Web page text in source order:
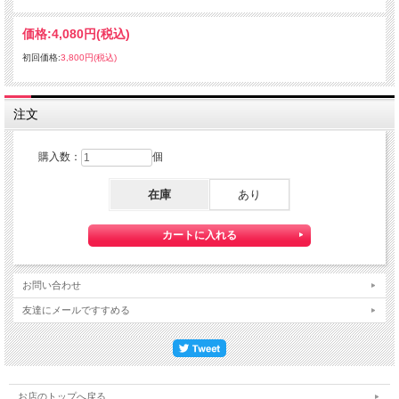
価格:4,080円(税込)
初回価格:3,800円(税込)
注文
購入数： 個
在庫 あり
お問い合わせ
友達にメールですすめる
お店のトップへ戻る